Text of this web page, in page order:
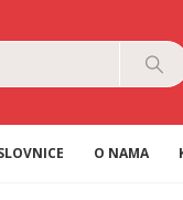
O NAMA